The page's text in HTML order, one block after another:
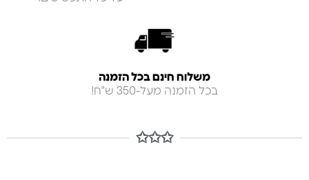
משלוח חינם בכל הזמנה
בכל הזמנה מעל-350 ש"ח!
✩✩✩